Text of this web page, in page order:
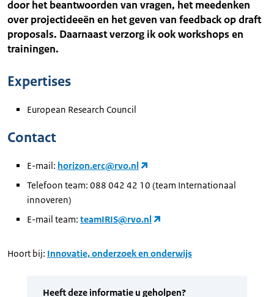
door het beantwoorden van vragen, het meedenken
over projectideeën en het geven van feedback op draft
proposals. Daarnaast verzorg ik ook workshops en
trainingen.
Expertises
European Research Council
Contact
E-mail: horizon.erc@rvo.nl
Telefoon team: 088 042 42 10 (team Internationaal
innoveren)
E-mail team: teamIRIS@rvo.nl
Hoort bij: Innovatie, onderzoek en onderwijs